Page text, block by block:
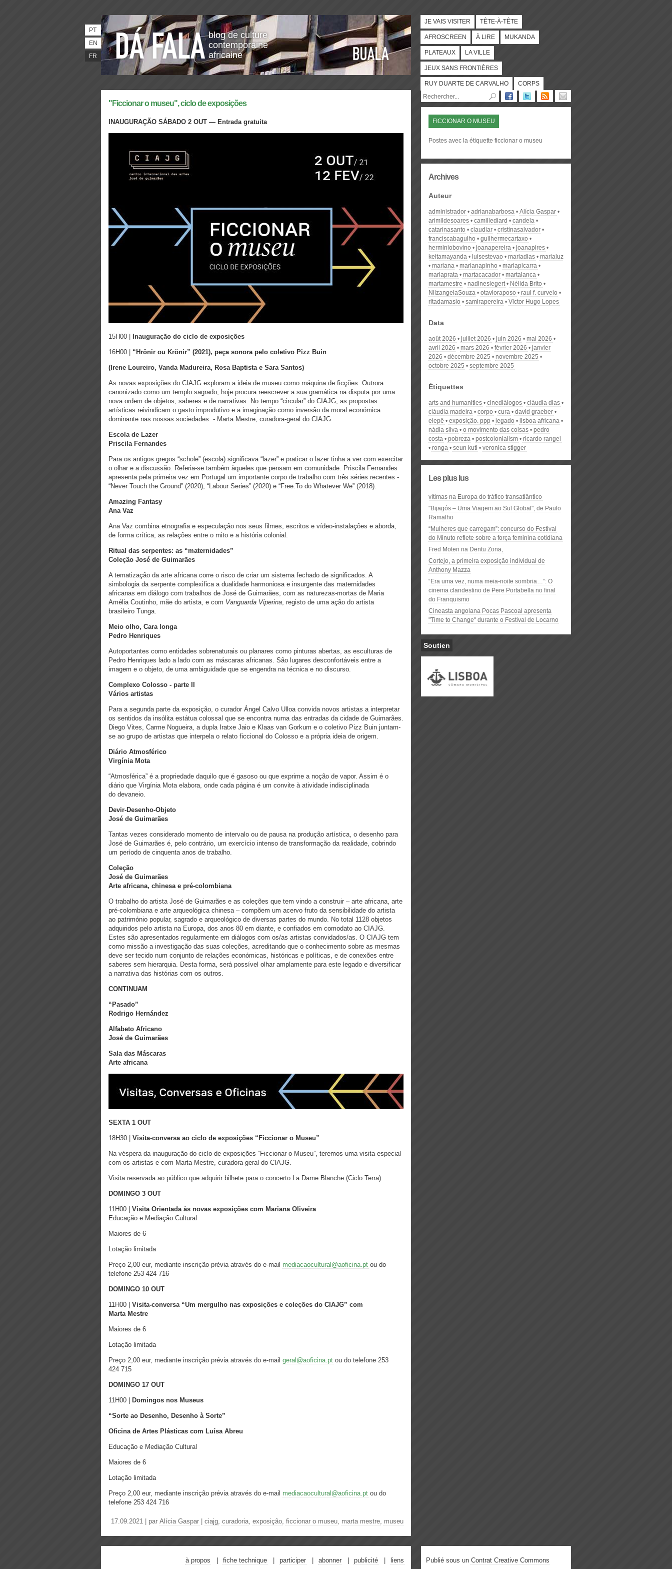
blog de culture
contemporaine
africaine
PT
EN
FR
JE VAIS VISITER TÊTE-À-TÊTE
AFROSCREEN À LIRE MUKANDA
PLATEAUX LA VILLE
JEUX SANS FRONTIÈRES
RUY DUARTE DE CARVALHO CORPS
"Ficcionar o museu", ciclo de exposições
INAUGURAÇÃO SÁBADO 2 OUT — Entrada gratuita
15H00 | Inauguração do ciclo de exposições
16H00 | “Hrönir ou Krönir” (2021), peça sonora pelo coletivo Pizz Buin
(Irene Loureiro, Vanda Madureira, Rosa Baptista e Sara Santos)
As novas exposições do CIAJG exploram a ideia de museu como máquina de ficções. Outrora
canonizado como um templo sagrado, hoje procura reescrever a sua gramática na disputa por uma
nova ordem de objetos, saberes e de narrativas. No tempo “circular” do CIAJG, as propostas
artísticas reivindicam o gasto improdutivo e a imaginação como inversão da moral económica
dominante nas nossas sociedades. - Marta Mestre, curadora-geral do CIAJG
Escola de Lazer
Priscila Fernandes
Para os antigos gregos “scholē” (escola) significava “lazer” e praticar o lazer tinha a ver com exercitar
o olhar e a discussão. Referia-se também àqueles que pensam em comunidade. Priscila Fernandes
apresenta pela primeira vez em Portugal um importante corpo de trabalho com três séries recentes -
“Never Touch the Ground” (2020), “Labour Series” (2020) e “Free.To do Whatever We” (2018).
Amazing Fantasy
Ana Vaz
Ana Vaz combina etnografia e especulação nos seus filmes, escritos e vídeo-instalações e aborda,
de forma crítica, as relações entre o mito e a história colonial.
Ritual das serpentes: as “maternidades”
Coleção José de Guimarães
A tematização da arte africana corre o risco de criar um sistema fechado de significados. A
simbologia da serpente complexifica a dualidade harmoniosa e insurgente das maternidades
africanas em diálogo com trabalhos de José de Guimarães, com as naturezas-mortas de Maria
Amélia Coutinho, mãe do artista, e com Vanguarda Viperina, registo de uma ação do artista
brasileiro Tunga.
Meio olho, Cara longa
Pedro Henriques
Autoportantes como entidades sobrenaturais ou planares como pinturas abertas, as esculturas de
Pedro Henriques lado a lado com as máscaras africanas. São lugares desconfortáveis entre a
imagem e o objeto, de uma ambiguidade que se engendra na técnica e no discurso.
Complexo Colosso - parte II
Vários artistas
Para a segunda parte da exposição, o curador Ángel Calvo Ulloa convida novos artistas a interpretar
os sentidos da insólita estátua colossal que se encontra numa das entradas da cidade de Guimarães.
Diego Vites, Carme Nogueira, a dupla Iratxe Jaio e Klaas van Gorkum e o coletivo Pizz Buin juntam-
se ao grupo de artistas que interpela o relato ficcional do Colosso e a própria ideia de origem.
Diário Atmosférico
Virgínia Mota
“Atmosférica” é a propriedade daquilo que é gasoso ou que exprime a noção de vapor. Assim é o
diário que Virgínia Mota elabora, onde cada página é um convite à atividade indisciplinada
do devaneio.
Devir-Desenho-Objeto
José de Guimarães
Tantas vezes considerado momento de intervalo ou de pausa na produção artística, o desenho para
José de Guimarães é, pelo contrário, um exercício intenso de transformação da realidade, cobrindo
um período de cinquenta anos de trabalho.
Coleção
José de Guimarães
Arte africana, chinesa e pré-colombiana
O trabalho do artista José de Guimarães e as coleções que tem vindo a construir – arte africana, arte
pré-colombiana e arte arqueológica chinesa – compõem um acervo fruto da sensibilidade do artista
ao património popular, sagrado e arqueológico de diversas partes do mundo. No total 1128 objetos
adquiridos pelo artista na Europa, dos anos 80 em diante, e confiados em comodato ao CIAJG.
Estes são apresentados regularmente em diálogos com os/as artistas convidados/as. O CIAJG tem
como missão a investigação das suas coleções, acreditando que o conhecimento sobre as mesmas
deve ser tecido num conjunto de relações económicas, históricas e políticas, e de conexões entre
saberes sem hierarquia. Desta forma, será possível olhar amplamente para este legado e diversificar
a narrativa das histórias com os outros.
CONTINUAM
“Pasado”
Rodrigo Hernández
Alfabeto Africano
José de Guimarães
Sala das Máscaras
Arte africana
SEXTA 1 OUT
18H30 | Visita-conversa ao ciclo de exposições “Ficcionar o Museu”
Na véspera da inauguração do ciclo de exposições “Ficcionar o Museu”, teremos uma visita especial
com os artistas e com Marta Mestre, curadora-geral do CIAJG.
Visita reservada ao público que adquirir bilhete para o concerto La Dame Blanche (Ciclo Terra).
DOMINGO 3 OUT
11H00 | Visita Orientada às novas exposições com Mariana Oliveira
Educação e Mediação Cultural
Maiores de 6
Lotação limitada
Preço 2,00 eur, mediante inscrição prévia através do e-mail mediacaocultural@aoficina.pt ou do
telefone 253 424 716
DOMINGO 10 OUT
11H00 | Visita-conversa “Um mergulho nas exposições e coleções do CIAJG” com
Marta Mestre
Maiores de 6
Lotação limitada
Preço 2,00 eur, mediante inscrição prévia através do e-mail geral@aoficina.pt ou do telefone 253
424 715
DOMINGO 17 OUT
11H00 | Domingos nos Museus
“Sorte ao Desenho, Desenho à Sorte”
Oficina de Artes Plásticas com Luísa Abreu
Educação e Mediação Cultural
Maiores de 6
Lotação limitada
Preço 2,00 eur, mediante inscrição prévia através do e-mail mediacaocultural@aoficina.pt ou do
telefone 253 424 716
17.09.2021 | par Alícia Gaspar ciajg, curadoria, exposição, ficcionar o museu, marta mestre, museu
FICCIONAR O MUSEU
Postes avec la étiquette ficcionar o museu
Archives
Auteur
administrador adrianabarbosa
Alícia Gaspar
arimildesoares
camillediard
candela
catarinasanto
claudiar
cristinasalvador
franciscabagulho
guilhermecartaxo
herminiobovino
joanapereira
joanapires
keitamayanda
luisestevao mariadias
marialuz
mariana
marianapinho
mariapicarra
mariaprata
martacacador
martalanca
martamestre
nadinesiegert
Nélida Brito
NilzangelaSouza
otavioraposo
raul f. curvelo
ritadamasio
samirapereira Victor Hugo Lopes
Data
août 2026 juillet 2026 juin 2026
mai 2026
avril 2026
mars 2026 février 2026
janvier
2026
décembre 2025
novembre 2025
octobre 2025
septembre 2025
Étiquettes
arts and humanities cinediálogos
cláudia dias
cláudia madeira
corpo cura
david graeber
elepê
exposição. ppp legado
lisboa africana
nádia silva
o movimento das coisas
pedro
costa
pobreza postcolonialism
ricardo rangel
ronga
seun kuti veronica stigger
Les plus lus
vítimas na Europa do tráfico transatlântico
"Bijagós – Uma Viagem ao Sul Global", de Paulo
Ramalho
“Mulheres que carregam”: concurso do Festival
do Minuto reflete sobre a força feminina cotidiana
Fred Moten na Dentu Zona,
Cortejo, a primeira exposição individual de
Anthony Mazza
“Era uma vez, numa meia-noite sombria…”: O
cinema clandestino de Pere Portabella no final
do Franquismo
Cineasta angolana Pocas Pascoal apresenta
"Time to Change" durante o Festival de Locarno
Soutien
à propos fiche technique participer abonner publicité liens Publié sous un Contrat Creative Commons